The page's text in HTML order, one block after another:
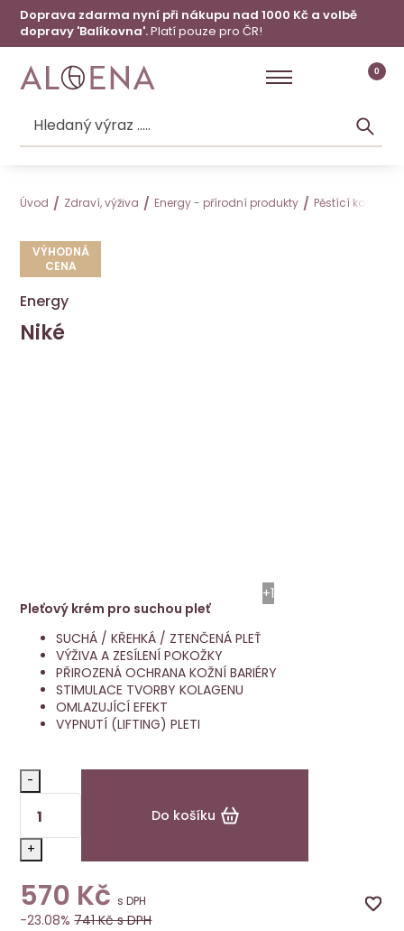
Doprava zdarma nyní při nákupu nad 1000 Kč a volbě
dopravy 'Balíkovna'.Platí pouze pro ČR!
0
Úvod Zdraví, výživa Energy - přírodní produkty Pěstící
VÝHODNÁ
CENA
Energy
Niké
+1
Pleťový krém pro suchou pleť
SUCHÁ / KŘEHKÁ / ZTENČENÁ PLEŤ
VÝŽIVA A ZESÍLENÍ POKOŽKY
PŘIROZENÁ OCHRANA KOŽNÍ BARIÉRY
STIMULACE TVORBY KOLAGENU
OMLAZUJÍCÍ EFEKT
VYPNUTÍ (LIFTING) PLETI
-
+
Do košíku
570 Kčs DPH
-23.08% 741Kč s DPH